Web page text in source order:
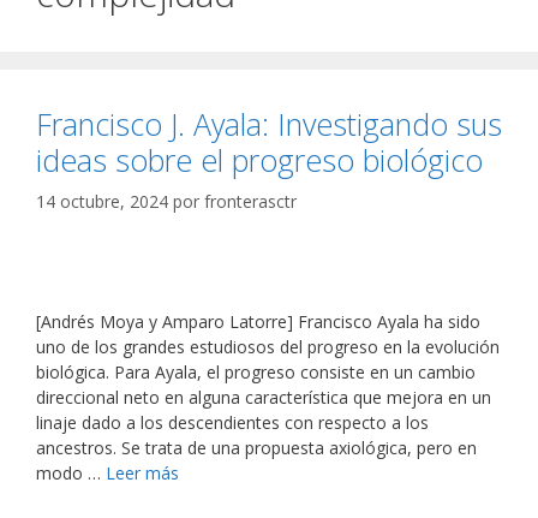
Francisco J. Ayala: Investigando sus
ideas sobre el progreso biológico
14 octubre, 2024 por fronterasctr
[Andrés Moya y Amparo Latorre] Francisco Ayala ha sido
uno de los grandes estudiosos del progreso en la evolución
biológica. Para Ayala, el progreso consiste en un cambio
direccional neto en alguna característica que mejora en un
linaje dado a los descendientes con respecto a los
ancestros. Se trata de una propuesta axiológica, pero en
modo … Leer más